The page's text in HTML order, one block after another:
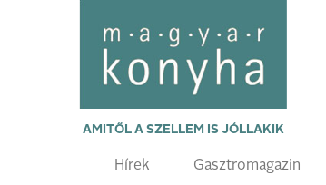
AMITŐL A SZELLEM IS JÓLLAKIK
Hírek Gasztromagazin